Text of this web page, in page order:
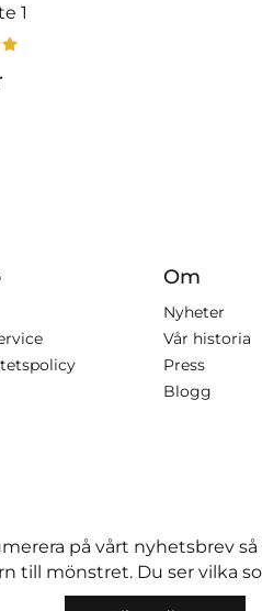
1
Om
Nyheter
Vår historia
Press
Blogg
på vårt nyhetsbrev
till mönstret. Du ser vilka